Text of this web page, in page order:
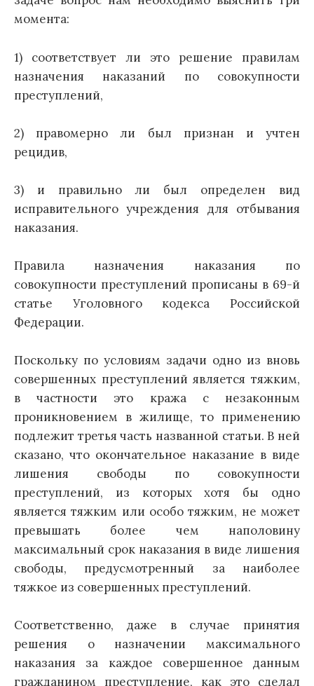
момента:
1) соответствует ли это решение правилам
назначения наказаний по совокупности
преступлений,
2) правомерно ли был признан и учтен
рецидив,
3) и правильно ли был определен вид
исправительного учреждения для отбывания
наказания.
Правила назначения наказания по
совокупности преступлений прописаны в 69-й
статье Уголовного кодекса Российской
Федерации.
Поскольку по условиям задачи одно из вновь
совершенных преступлений является тяжким,
в частности это кража с незаконным
проникновением в жилище, то применению
подлежит третья часть названной статьи. В ней
сказано, что окончательное наказание в виде
лишения свободы по совокупности
преступлений, из которых хотя бы одно
является тяжким или особо тяжким, не может
превышать более чем наполовину
максимальный срок наказания в виде лишения
свободы, предусмотренный за наиболее
тяжкое из совершенных преступлений.
Соответственно, даже в случае принятия
решения о назначении максимального
наказания за каждое совершенное данным
гражданином преступление, как это сделал